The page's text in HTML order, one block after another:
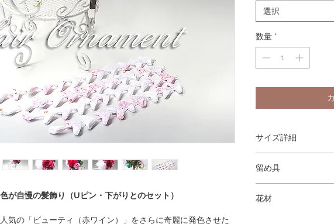
が自慢の髪飾り（Uピン・下がりとのセット）
気の「ビューティ（赤ワイン）」をさらに奇麗に発色させた
選択
数量 *
サイズ詳細
バラ花径：約7cm
留め具
花材